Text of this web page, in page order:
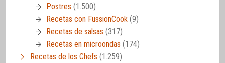
Postres (1.500)
Recetas con FussionCook (9)
Recetas de salsas (317)
Recetas en microondas (174)
Recetas de los Chefs (1.259)